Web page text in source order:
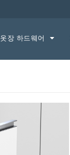
옷장 하드웨어